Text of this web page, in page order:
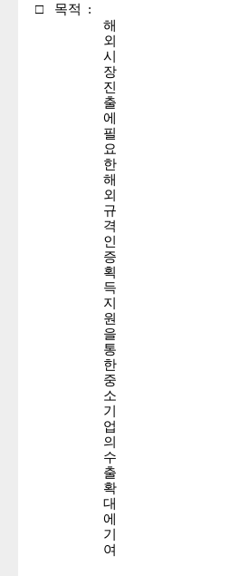
□ 목적
:
해
외
시
장
진
출
에
필
요
한
해
외
규
격
인
증
획
득
지
원
을
통
한
중
소
기
업
의
수
출
확
대
에
기
여